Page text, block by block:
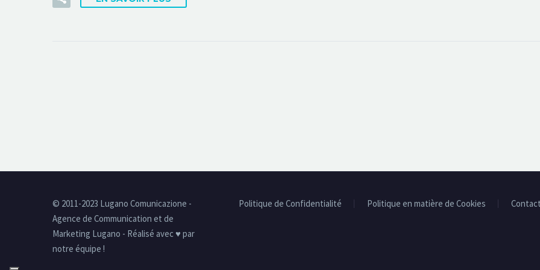
Politique de Confidentialité Politique en matière de Cookies
© 2011-2023 Lugano Comunicazione -
Agence de Communication et de
Marketing Lugano - Réalisé avec ♥ par
notre équipe !